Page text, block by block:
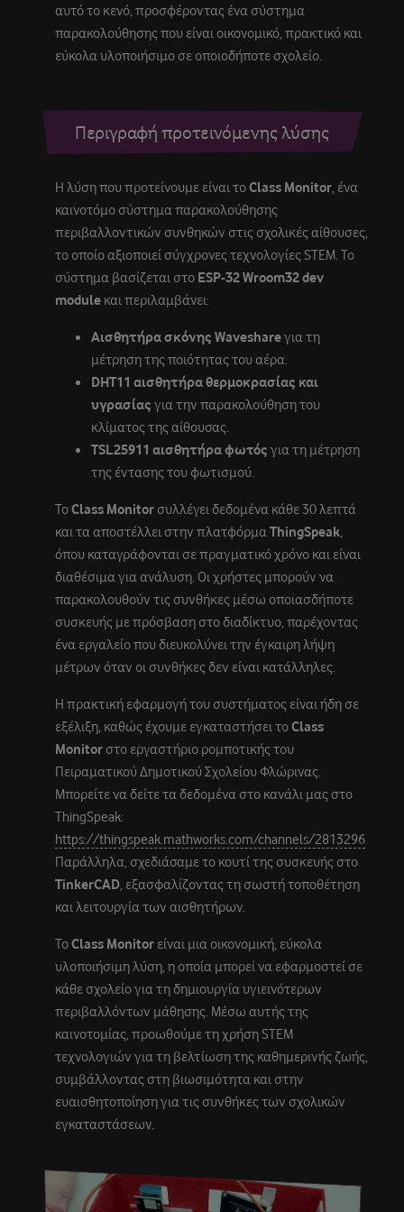
αυτό το κενό, προσφέροντας ένα σύστημα
παρακολούθησης που είναι οικονομικό, πρακτικό και
εύκολα υλοποιήσιμο σε οποιοδήποτε σχολείο.
Περιγραφή προτεινόμενης λύσης
Η λύση που προτείνουμε είναι τοClass Monitor, ένα
καινοτόμο σύστημα παρακολούθησης
περιβαλλοντικών συνθηκών στις σχολικές αίθουσες,
το οποίο αξιοποιεί σύγχρονες τεχνολογίες STEM. Το
σύστημα βασίζεται στο ESP-32 Wroom32 dev
module και περιλαμβάνει:
Αισθητήρα σκόνης Waveshareγια τη
μέτρηση της ποιότητας του αέρα.
DHT11 αισθητήρα θερμοκρασίας και
υγρασίας για την παρακολούθηση του
κλίματος της αίθουσας.
TSL25911 αισθητήρα φωτός για τη μέτρηση
της έντασης του φωτισμού.
ΤοClass Monitor συλλέγει δεδομένα κάθε 30 λεπτά
και τα αποστέλλει στην πλατφόρμαThingSpeak,
όπου καταγράφονται σε πραγματικό χρόνο και είναι
διαθέσιμα για ανάλυση. Οι χρήστες μπορούν να
παρακολουθούν τις συνθήκες μέσω οποιασδήποτε
συσκευής με πρόσβαση στο διαδίκτυο, παρέχοντας
ένα εργαλείο που διευκολύνει την έγκαιρη λήψη
μέτρων όταν οι συνθήκες δεν είναι κατάλληλες.
Η πρακτική εφαρμογή του συστήματος είναι ήδη σε
εξέλιξη, καθώς έχουμε εγκαταστήσει τοClass
Monitor στο εργαστήριο ρομποτικής του
Πειραματικού Δημοτικού Σχολείου Φλώρινας.
Μπορείτε να δείτε τα δεδομένα στο κανάλι μας στο
ThingSpeak:
https://thingspeak.mathworks.com/channels/2813296
Παράλληλα, σχεδιάσαμε το κουτί της συσκευής στο
TinkerCAD, εξασφαλίζοντας τη σωστή τοποθέτηση
και λειτουργία των αισθητήρων.
ΤοClass Monitor είναι μια οικονομική, εύκολα
υλοποιήσιμη λύση, η οποία μπορεί να εφαρμοστεί σε
κάθε σχολείο για τη δημιουργία υγιεινότερων
περιβαλλόντων μάθησης. Μέσω αυτής της
καινοτομίας, προωθούμε τη χρήση STEM
τεχνολογιών για τη βελτίωση της καθημερινής ζωής,
συμβάλλοντας στη βιωσιμότητα και στην
ευαισθητοποίηση για τις συνθήκες των σχολικών
εγκαταστάσεων.